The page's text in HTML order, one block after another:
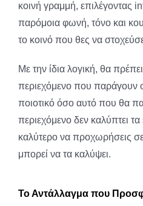
κοινή γραμμή, επιλέγοντας
παρόμοια φωνή, τόνο και
το κοινό που θες να
Με την ίδια λογική, θα
περιεχόμενο που παράγουν
ποιοτικό όσο αυτό που θα
περιεχόμενο δεν καλύπτει
καλύτερο να προχωρήσεις
μπορεί να τα καλύψει.
Το Αντάλλαγμα που